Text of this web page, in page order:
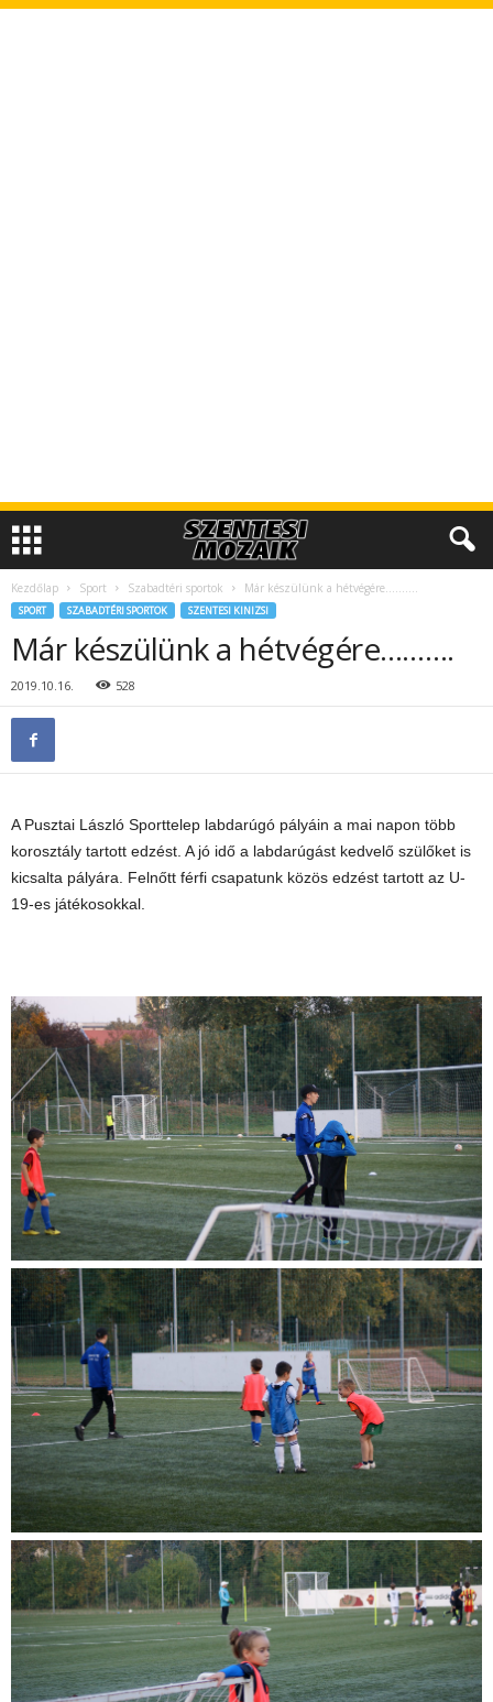
Kezdőlap Sport Szabadtéri sportok Már készülünk a hétvégére……….
SPORT SZABADTÉRI SPORTOK SZENTESI KINIZSI
Már készülünk a hétvégére……….
2019.10.16. 528
A Pusztai László Sporttelep labdarúgó pályáin a mai napon több
korosztály tartott edzést. A jó idő a labdarúgást kedvelő szülőket is
kicsalta pályára. Felnőtt férfi csapatunk közös edzést tartott az U-
19-es játékosokkal.